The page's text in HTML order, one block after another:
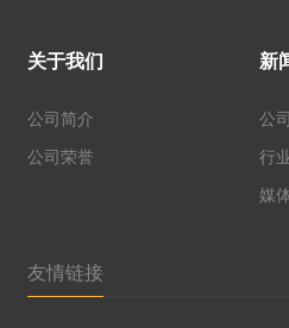
关于我们
公司简介
公司荣誉
新
公
行
媒
友情链接